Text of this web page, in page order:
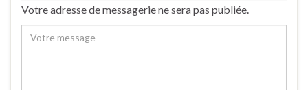
Votre adresse de messagerie ne sera pas publiée.